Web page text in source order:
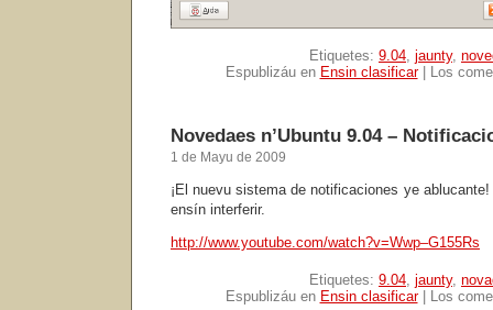
Etiquetes: 9.04, jaunty,
Espublizáu en Ensin clasificar| Los
Novedaes n’Ubuntu 9.04 –
1 de Mayu de 2009
¡El nuevu sistema de notificaciones ye
ensín interferir.
http://www.youtube.com/watch?v=Wwp–G155Rs
Etiquetes: 9.04, jaunty,
Espublizáu en Ensin clasificar| Los